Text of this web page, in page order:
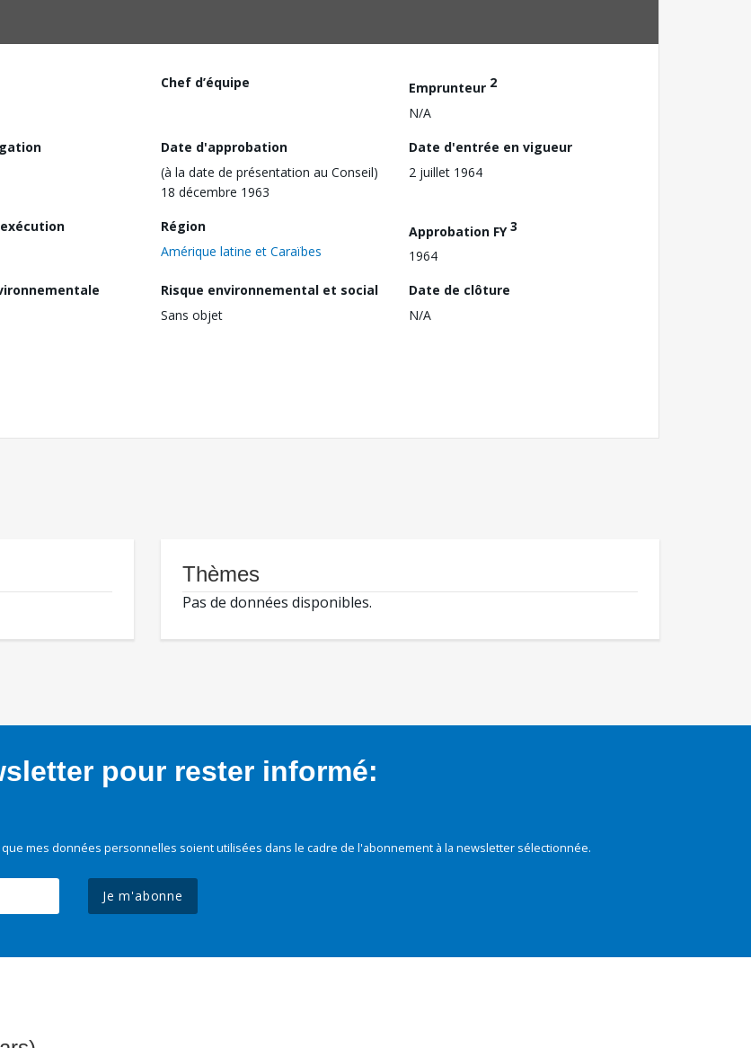
Chef d’équipe Emprunteur 2
N/A
Date d'approbation
(à la date de présentation au Conseil)
18 décembre 1963
Date d'entrée en vigueur
2 juillet 1964
Région
Amérique latine et Caraïbes
Approbation FY3
1964
Risque environnemental et social
Sans objet
Date de clôture
N/A
Thèmes
Pas de données disponibles.
pour rester informé:
mes données personnelles soient utilisées dans le cadre de l'abonnement à la newsletter sélectionnée.
Je m'abonne